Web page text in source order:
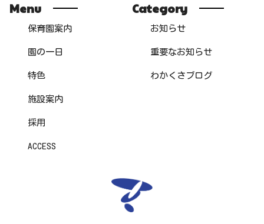
Menu
保育園案内
園の一日
特色
施設案内
採用
ACCESS
Category
お知らせ
重要なお知らせ
わかくさブログ